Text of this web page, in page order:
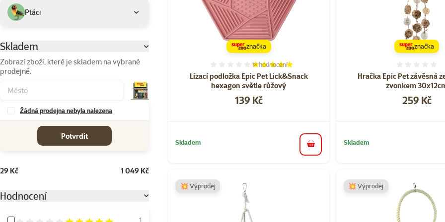
Ptáci
Parametrický filtr
Skladem
Zobrazí zboží, které je skladem na vybrané
prodejně.
Žádná prodejna nebyla nalezena
Potvrdit
29 Kč 1 049 Kč
Hodnocení
Hodnocení 100%
Lízací podložka Epic Pet Lick&Snack
hexagon světle růžový
Hodnocení 100%, počet hodnocení: 1
1×hodnocení
Cena
139 Kč
značka
Skladem
do košíku
Hračka Epic Pet závěsná
zvonkem
Cena
259 Kč
značka
Skladem
💥 Výprodej 💥 Výprodej